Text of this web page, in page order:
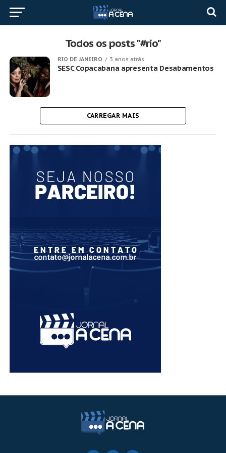
Todos os posts "#rio"
RIO DE JANEIRO 3 anos atrás
SESC Copacabana apresenta Desabamentos
CARREGAR MAIS